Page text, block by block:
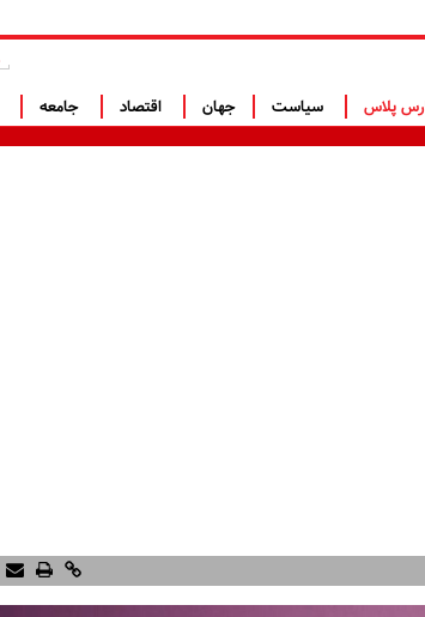
پلاس سیاست جهان اقتصاد جامعه